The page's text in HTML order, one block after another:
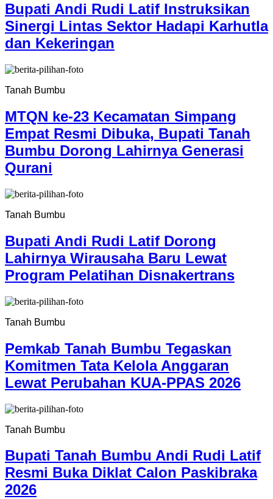
Bupati Andi Rudi Latif Instruksikan
Sinergi Lintas Sektor Hadapi Karhutla
dan Kekeringan
Tanah Bumbu
MTQN ke-23 Kecamatan Simpang
Empat Resmi Dibuka, Bupati Tanah
Bumbu Dorong Lahirnya Generasi
Qurani
Tanah Bumbu
Bupati Andi Rudi Latif Dorong
Lahirnya Wirausaha Baru Lewat
Program Pelatihan Disnakertrans
Tanah Bumbu
Pemkab Tanah Bumbu Tegaskan
Komitmen Tata Kelola Anggaran
Lewat Perubahan KUA-PPAS 2026
Tanah Bumbu
Bupati Tanah Bumbu Andi Rudi Latif
Resmi Buka Diklat Calon Paskibraka
2026